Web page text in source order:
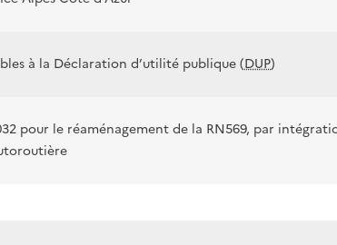
à la Déclaration d’utilité publique (DUP)
pour le réaménagement de la RN569, par